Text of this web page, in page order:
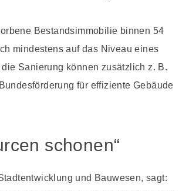
Bestandsimmobilie binnen 54
mindestens auf das Niveau eines
Sanierung können zusätzlich z. B.
für effiziente Gebäude
schonen“
und Bauwesen, sagt: